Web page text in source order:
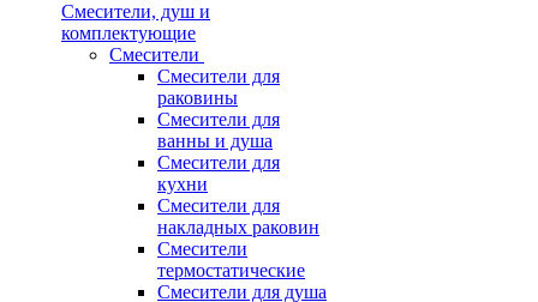
Смесители, душ и
комплектующие
Смесители
Смесители для
раковины
Смесители для
ванны и душа
Смесители для
кухни
Смесители для
накладных раковин
Смесители
термостатические
Смесители для душа